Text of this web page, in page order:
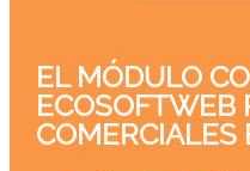
EL MÓDULO
ECOSOFTWEB
COMERCIALES